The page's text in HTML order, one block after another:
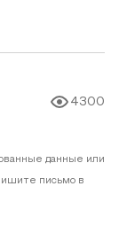
4300
данные или
письмо в